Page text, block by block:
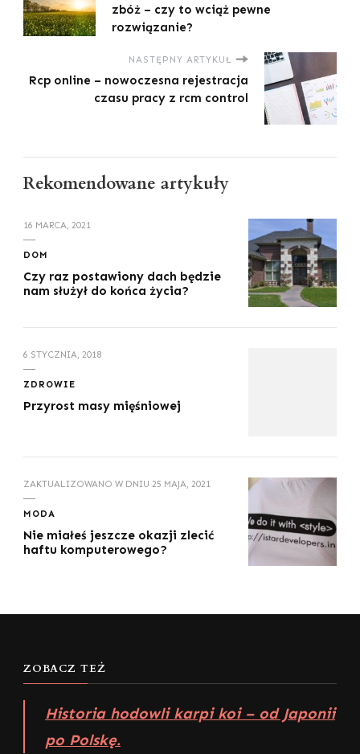
zbóż – czy to wciąż pewne
rozwiązanie?
NASTĘPNY ARTYKUŁ
Rcp online – nowoczesna rejestracja
czasu pracy z rcm control
Rekomendowane artykuły
16 MARCA, 2021
DOM
Czy raz postawiony dach będzie
nam służył do końca życia?
6 STYCZNIA, 2018
ZDROWIE
Przyrost masy mięśniowej
ZAKTUALIZOWANO W DNIU 25 MAJA, 2021
MODA
Nie miałeś jeszcze okazji zlecić
haftu komputerowego?
ZOBACZ TEŻ
Historia hodowli karpi koi – od Japonii
po Polskę.